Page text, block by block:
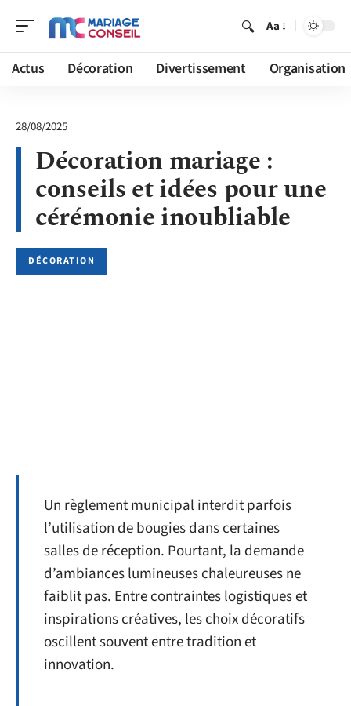
Aa
Actus Décoration Divertissement Organisation
28/08/2025
Décoration mariage :
conseils et idées pour une
cérémonie inoubliable
DÉCORATION
Un règlement municipal interdit parfois
l’utilisation de bougies dans certaines
salles de réception. Pourtant, la demande
d’ambiances lumineuses chaleureuses ne
faiblit pas. Entre contraintes logistiques et
inspirations créatives, les choix décoratifs
oscillent souvent entre tradition et
innovation.